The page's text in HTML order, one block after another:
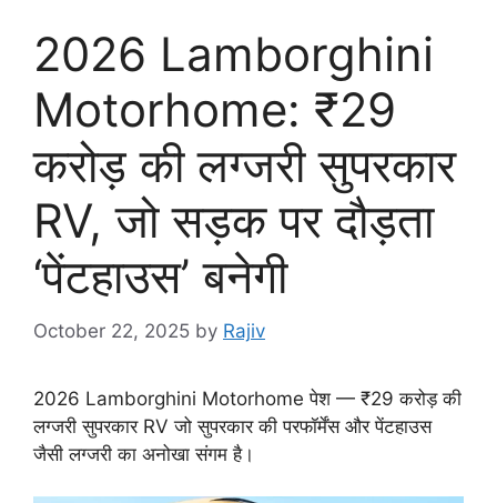
2026 Lamborghini
Motorhome: ₹29
करोड़ की लग्जरी सुपरकार
RV, जो सड़क पर दौड़ता
‘पेंटहाउस’ बनेगी
October 22, 2025 by Rajiv
2026 Lamborghini Motorhome पेश — ₹29 करोड़ की
लग्जरी सुपरकार RV जो सुपरकार की परफॉर्मेंस और पेंटहाउस
जैसी लग्जरी का अनोखा संगम है।